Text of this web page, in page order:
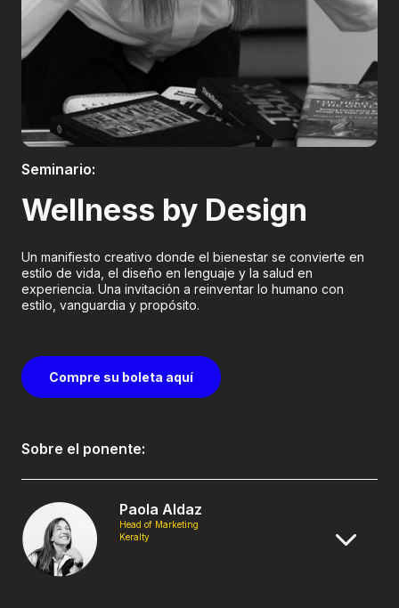
Seminario:
Wellness by Design
Un manifiesto creativo donde el bienestar se convierte en
estilo de vida, el diseño en lenguaje y la salud en
experiencia. Una invitación a reinventar lo humano con
estilo, vanguardia y propósito.
Compre su boleta aquí
Sobre el ponente:
Paola Aldaz
Head of Marketing
Keralty